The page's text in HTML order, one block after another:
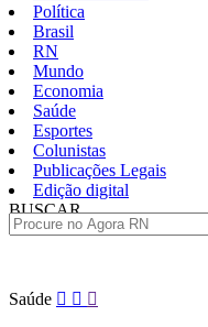
Política
Brasil
RN
Mundo
Economia
Saúde
Esportes
Colunistas
Publicações Legais
Edição digital
BUSCAR
Pular
Saúde